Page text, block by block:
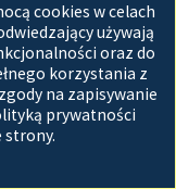
cookies w celach
używają
oraz do
korzystania z
na zapisywanie
prywatności
strony.